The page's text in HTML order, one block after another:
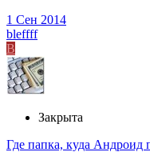
1 Сен 2014
bleffff
B
Закрыта
Где папка, куда Андроид